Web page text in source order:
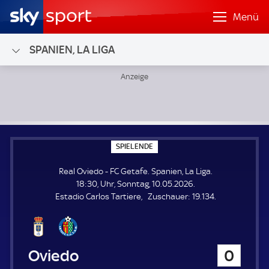
Menü
SPANIEN, LA LIGA
SPIELENDE
P
E
L
E
N
Real Oviedo - FC Getafe. Spanien, La Liga.
18:30, Uhr, Sonntag, 10.05.2026.
Estadio Carlos Tartiere
Zuschauer: Z
19.134.
Real Oviedo 0